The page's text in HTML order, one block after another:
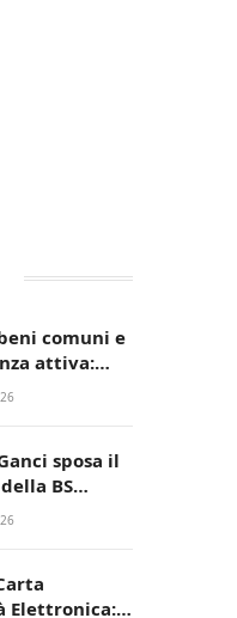
comuni e
attiva:
per la
sposa il
BS
Fasano e
Elettronica: